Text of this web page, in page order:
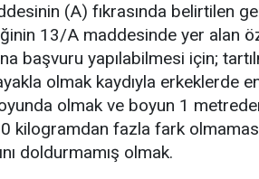
(A) fıkrasında belirtilen
13/A maddesinde yer alan
başvuru yapılabilmesi için;
olmak kaydıyla erkeklerde
olmak ve boyun 1
kilogramdan fazla fark
doldurmamış olmak.